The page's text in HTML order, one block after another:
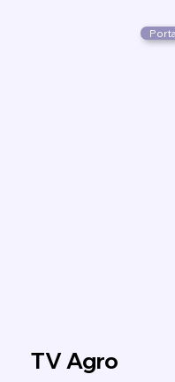
TV Agro